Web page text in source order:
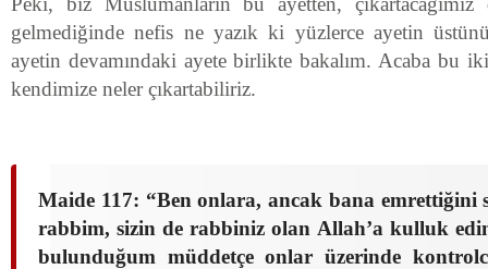
gelmediğinde nefis ne yazık ki yüzlerce ayetin
ayetin devamındaki ayete birlikte bakalım. Acaba bu iki
kendimize neler çıkartabiliriz.
Maide 117: “Ben onlara, ancak bana emrettiğini
rabbim, sizin de rabbiniz olan Allah’a kulluk
bulunduğum müddetçe onlar üzerinde